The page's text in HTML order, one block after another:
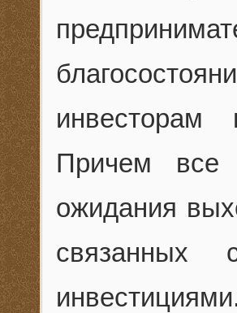
инвесторам
Причем все
ожидания
связанных